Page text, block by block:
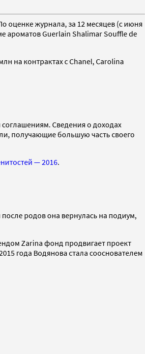
оценке журнала, за 12 месяцев (с июня
ароматов Guerlain Shalimar Souffle de
на контрактах с Chanel, Carolina
Сведения о доходах
получающие большую часть своего
— 2016.
родов она вернулась на подиум,
Zarina фонд продвигает проект
года Водянова стала сооснователем